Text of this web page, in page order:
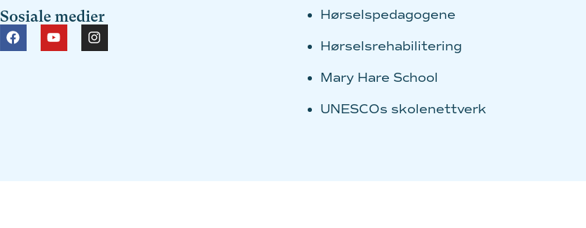
Sosiale medier Hørselspedagogene
Hørselsrehabilitering
Mary Hare School
UNESCOs skolenettverk